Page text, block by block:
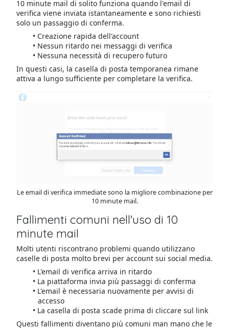
10 minute mail di solito funziona quando l'email di
verifica viene inviata istantaneamente e sono richiesti
solo un passaggio di conferma.
Creazione rapida dell'account
Nessun ritardo nei messaggi di verifica
Nessuna necessità di recupero futuro
In questi casi, la casella di posta temporanea rimane
attiva a lungo sufficiente per completare la verifica.
Le email di verifica immediate sono la migliore combinazione per
10 minute mail.
Fallimenti comuni nell'uso di 10
minute mail
Molti utenti riscontrano problemi quando utilizzano
caselle di posta molto brevi per account sui social media.
L'email di verifica arriva in ritardo
La piattaforma invia più passaggi di conferma
L'email è necessaria nuovamente per avvisi di
accesso
La casella di posta scade prima di cliccare sul link
Questi fallimenti diventano più comuni man mano che le